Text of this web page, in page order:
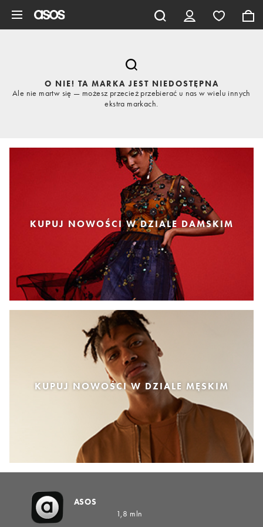
O NIE! TA MARKA JEST NIEDOSTĘPNA
Ale nie martw się — możesz przecież przebierać u nas w wielu innych
ekstra markach.
KUPUJ NOWOŚCI W DZIALE DAMSKIM
KUPUJ NOWOŚCI W DZIALE MĘSKIM
ASOS
1,8 mln